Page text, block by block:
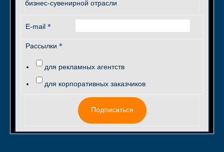
бизнес-сувенирной отрасли
E-mail *
Рассылки *
для рекламных агентств
для корпоративных заказчиков
Подписаться